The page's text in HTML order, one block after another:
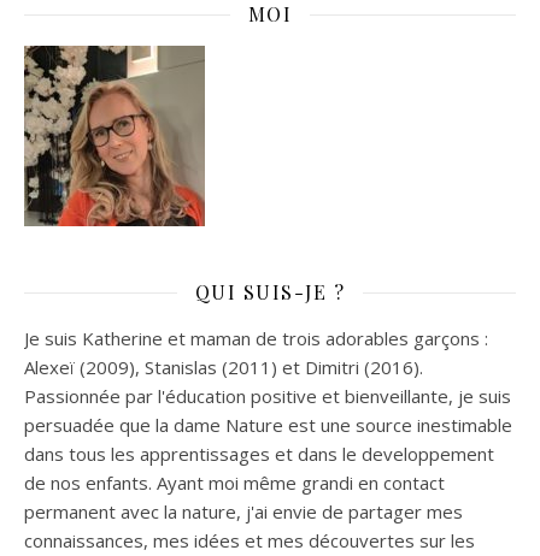
MOI
QUI SUIS-JE ?
Je suis Katherine et maman de trois adorables garçons :
Alexeï (2009), Stanislas (2011) et Dimitri (2016).
Passionnée par l'éducation positive et bienveillante, je suis
persuadée que la dame Nature est une source inestimable
dans tous les apprentissages et dans le developpement
de nos enfants. Ayant moi même grandi en contact
permanent avec la nature, j'ai envie de partager mes
connaissances, mes idées et mes découvertes sur les